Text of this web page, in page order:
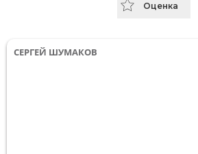
Оценка
СЕРГЕЙ ШУМАКОВ